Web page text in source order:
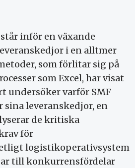
inför en växande
i en alltmer
som förlitar sig på
som Excel, har visat
undersöker varför SMF
leveranskedjor, en
de kritiska
för
logistikoperativsystem
till konkurrensfördelar